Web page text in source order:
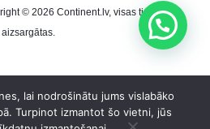
© 2026 Continent.lv, visas tiesības
aizsargātas.
lai nodrošinātu jums vislabāko
Turpinot izmantot šo vietni, jūs